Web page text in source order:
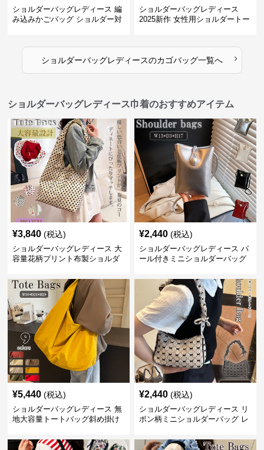
ショルダーバッグレディース 編
み込みかごバッグ ショルダー対
ショルダーバッグレディース
2025新作 女性用ショルダートー
ショルダーバッグレディースのカゴバッグ一覧へ ›
ショルダーバッグレディース巾着のおすすめアイテム
¥3,840 (税込)
ショルダーバッグレディース 大
容量花柄プリント布製ショルダ
¥2,440 (税込)
ショルダーバッグレディース パ
ール付きミニショルダーバッグ
¥5,440 (税込)
ショルダーバッグレディース 無
地大容量トートバッグ斜め掛け
¥2,440 (税込)
ショルダーバッグレディース リ
ボン柄ミニショルダーバッグ レ